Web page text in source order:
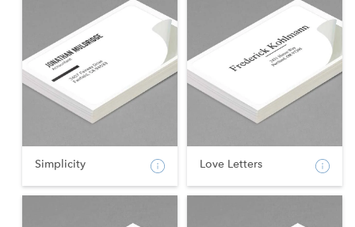
Simplicity Love Letters